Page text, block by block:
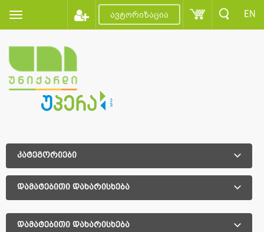
ავტორიზაცია EN
კატეგორიები
დამატებითი დახარისხება
დამატებითი დახარისხება